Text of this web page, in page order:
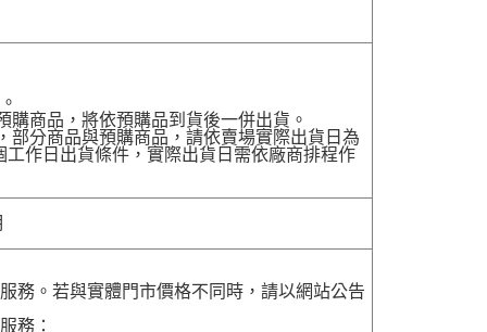
商品，將依預購品到貨後一併出貨。
部分商品與預購商品，請依賣場實際出貨日為
作日出貨條件，實際出貨日需依廠商排程作
務。若與實體門市價格不同時，請以網站公告
務：